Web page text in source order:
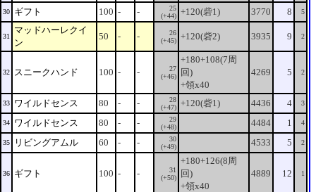
30 ギフト 100 - -
25
(+44) +120(砦1) 3770 8 5
31
マッドハーレクイ
ン
50 - -
26
(+45) +120(砦2) 3935 9 2
32 スニークハンド 100 - -
27
(+46)
+180+108(7周
回)
+領x40
4269 5 2
33 ワイルドセンス 80 - -
28
(+47) +120(砦1) 4436 4 3
34 ワイルドセンス 80 - -
29
(+48)
4484 1 4
35 リビングアムル 60 - -
30
(+49)
4533 5 2
36 ギフト 100 - -
31
(+50)
+180+126(8周
回)
+領x40
4889 12 1